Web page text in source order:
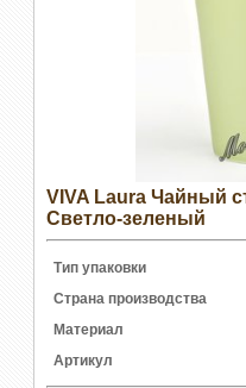
VIVA Laura Чайный
Светло-зеленый
Тип упаковки
Страна производства
Материал
Артикул